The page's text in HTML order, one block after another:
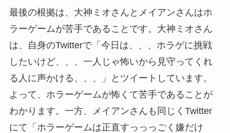
最後の根拠は、大神ミオさんとメイアンさんはホ
ラーゲームが苦手であることです。大神ミオさん
は、自身のTwitterで「今日は、、、ホラゲに挑戦
したいけど、、、一人じゃ怖いから見守ってくれ
る人に声かける、、、」とツイートしています。
よって、ホラーゲームが怖くて苦手であることが
わかります。一方、メイアンさんも同じくTwitter
にて「ホラーゲームは正直すっっっごく嫌だけ